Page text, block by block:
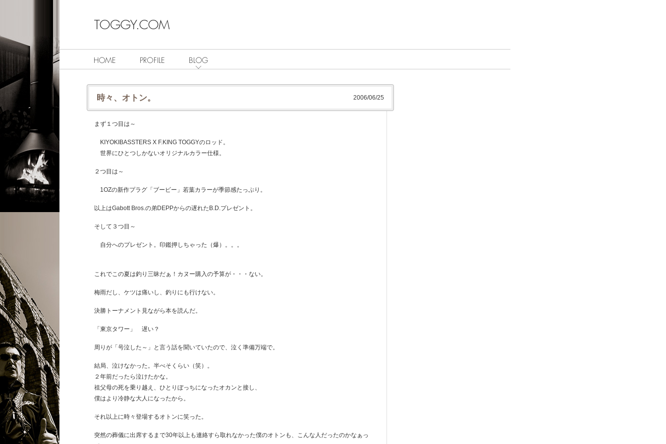
時々、オトン。 2006/06/25
まず１つ目は～
KIYOKIBASSTERS X F.KING TOGGYのロッド。
世界にひとつしかないオリジナルカラー仕様。
２つ目は～
1OZの新作プラグ「ブービー」若葉カラーが季節感たっぷり。
以上はGabott Bros.の弟DEPPからの遅れたB.D.プレゼント。
そして３つ目～
自分へのプレゼント。印鑑押しちゃった（爆）。。。
これでこの夏は釣り三昧だぁ！カヌー購入の予算が・・・ない。
梅雨だし、ケツは痛いし、釣りにも行けない。
決勝トーナメント見ながら本を読んだ。
「東京タワー」 遅い？
周りが「号泣した～」と言う話を聞いていたので、泣く準備万端で。
結局、泣けなかった。半べそくらい（笑）。
２年前だったら泣けたかな。
祖父母の死を乗り越え、ひとりぼっちになったオカンと接し、
僕はより冷静な大人になったから。
それ以上に時々登場するオトンに笑った。
突然の葬儀に出席するまで30年以上も連絡すら取れなかった僕のオトンも、こんな人だったのかなぁっ